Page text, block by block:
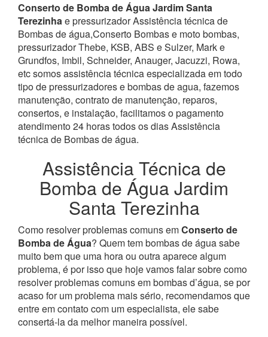
Conserto de Bomba de Água Jardim Santa
Terezinhae pressurizador Assistência técnica de
Bombas de água,Conserto Bombas e moto bombas,
pressurizador Thebe, KSB, ABS e Sulzer, Mark e
Grundfos, Imbil, Schneider, Anauger, Jacuzzi, Rowa,
etc somos assistência técnica especializada em todo
tipo de pressurizadores e bombas de agua, fazemos
manutenção, contrato de manutenção, reparos,
consertos, e instalação, facilitamos o pagamento
atendimento 24 horas todos os dias Assistência
técnica de Bombas de água.
Assistência Técnica de
Bomba de Água Jardim
Santa Terezinha
Como resolver problemas comuns emConserto de
Bomba de Água? Quem tem bombas de água sabe
muito bem que uma hora ou outra aparece algum
problema, é por isso que hoje vamos falar sobre como
resolver problemas comuns em bombas d’água, se por
acaso for um problema mais sério, recomendamos que
entre em contato com um especialista, ele sabe
consertá-la da melhor maneira possível.